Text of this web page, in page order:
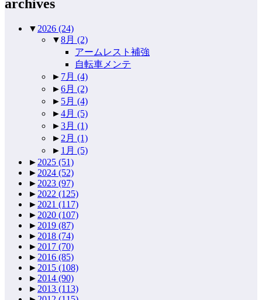
archives
▼ 2026 (24)
▼8月 (2)
アームレスト補強
自転車メンテ
► 7月 (4)
►6月 (2)
► 5月 (4)
►4月 (5)
►3月 (1)
► 2月 (1)
► 1月 (5)
► 2025 (51)
► 2024 (52)
► 2023 (97)
► 2022 (125)
► 2021 (117)
► 2020 (107)
► 2019 (87)
► 2018 (74)
► 2017 (70)
► 2016 (85)
► 2015 (108)
► 2014 (90)
► 2013 (113)